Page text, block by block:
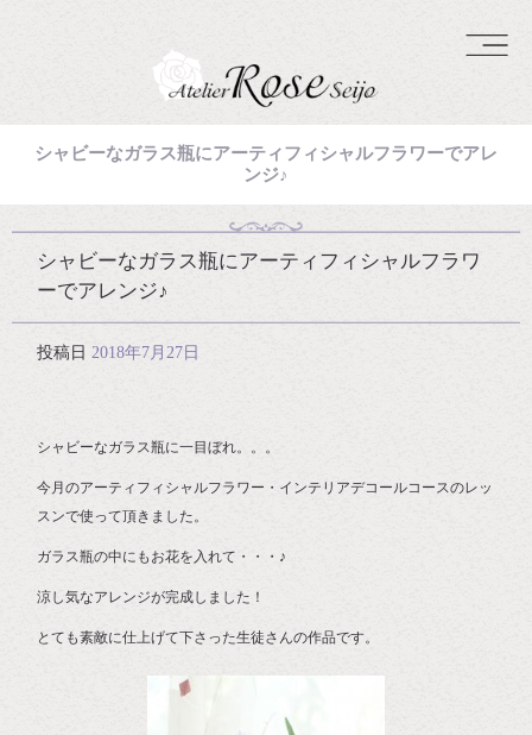
シャビーなガラス瓶にアーティフィシャルフラワーでアレ
ンジ♪
シャビーなガラス瓶にアーティフィシャルフラワ
ーでアレンジ♪
投稿日 2018年7月27日
シャビーなガラス瓶に一目ぼれ。。。
今月のアーティフィシャルフラワー・インテリアデコールコースのレッ
スンで使って頂きました。
ガラス瓶の中にもお花を入れて・・・♪
涼し気なアレンジが完成しました！
とても素敵に仕上げて下さった生徒さんの作品です。